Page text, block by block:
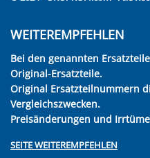
WEITEREMPFEHLEN
Bei den genannten
Original-Ersatzteile.
Original Ersatzteilnummern
Vergleichszwecken.
Preisänderungen und
SEITE WEITEREMPFEHLEN